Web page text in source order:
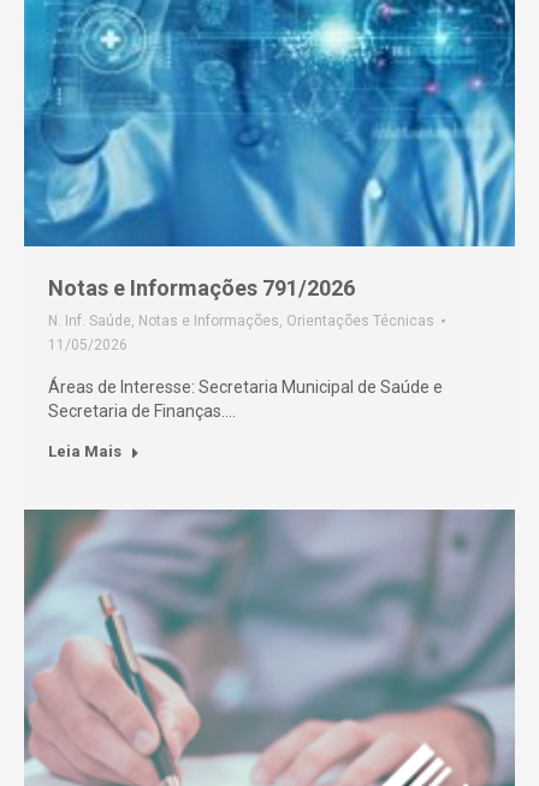
Notas e Informações 791/2026
N. Inf. Saúde, Notas e Informações, Orientações Técnicas
11/05/2026
Áreas de Interesse: Secretaria Municipal de Saúde e
Secretaria de Finanças.…
Leia Mais